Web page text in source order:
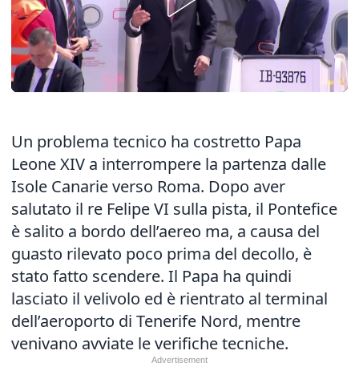
Un problema tecnico ha costretto Papa
Leone XIV a interrompere la partenza dalle
Isole Canarie verso Roma. Dopo aver
salutato il re Felipe VI sulla pista, il Pontefice
è salito a bordo dell’aereo ma, a causa del
guasto rilevato poco prima del decollo, è
stato fatto scendere. Il Papa ha quindi
lasciato il velivolo ed è rientrato al terminal
dell’aeroporto di Tenerife Nord, mentre
venivano avviate le verifiche tecniche.